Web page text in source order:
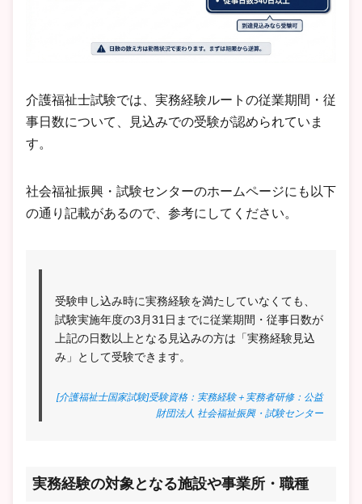
介護福祉士試験では、実務経験ルートの従業期間・従
事日数について、見込みでの受験が認められていま
す。
社会福祉振興・試験センターのホームページにも以下
の通り記載があるので、参考にしてください。
受験申し込み時に実務経験を満たしていなくても、
試験実施年度の3月31日までに従業期間・従事日数が
上記の日数以上となる見込みの方は「実務経験見込
み」として受験できます。
[介護福祉士国家試験]受験資格：実務経験＋実務者研修：公益
財団法人 社会福祉振興・試験センター
実務経験の対象となる施設や事業所・職種